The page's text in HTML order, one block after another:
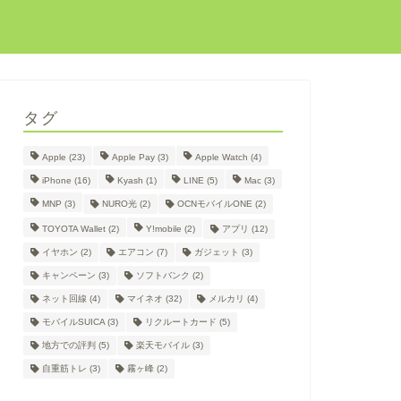
タグ
Apple (23) Apple Pay(3) Apple Watch (4)
iPhone (16) Kyash (1) LINE (5) Mac(3)
MNP (3) NURO光(2) OCNモバイルONE (2)
TOYOTA Wallet(2) Y!mobile (2) アプリ (12)
イヤホン (2) エアコン (7) ガジェット (3)
キャンペーン (3) ソフトバンク (2)
ネット回線 (4) マイネオ (32) メルカリ (4)
モバイルSUICA(3) リクルートカード (5)
地方での評判 (5) 楽天モバイル(3)
自重筋トレ (3) 霧ヶ峰(2)